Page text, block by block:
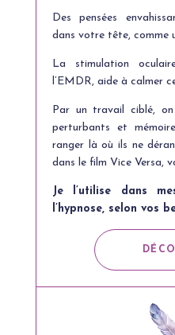
Des pensées
dans votre tête, comme
La stimulation
l’EMDR, aide à calmer
Par un travail ciblé, on
perturbants et
ranger là où ils ne
dans le film Vice Versa,
Je l’utilise dans
l’hypnose, selon vos